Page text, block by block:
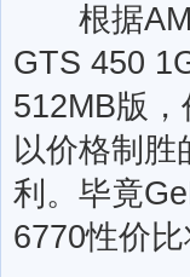
根据AMD
GTS 450
512MB版
以价格制胜
利。毕竟
6770性价